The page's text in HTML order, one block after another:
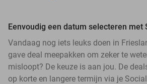
Eenvoudig een datum selecteren met
Vandaag nog iets leuks doen in
gave deal meepakken om zeker te
misloopt? De keuze is aan jou. De
op korte en langere termijn via je